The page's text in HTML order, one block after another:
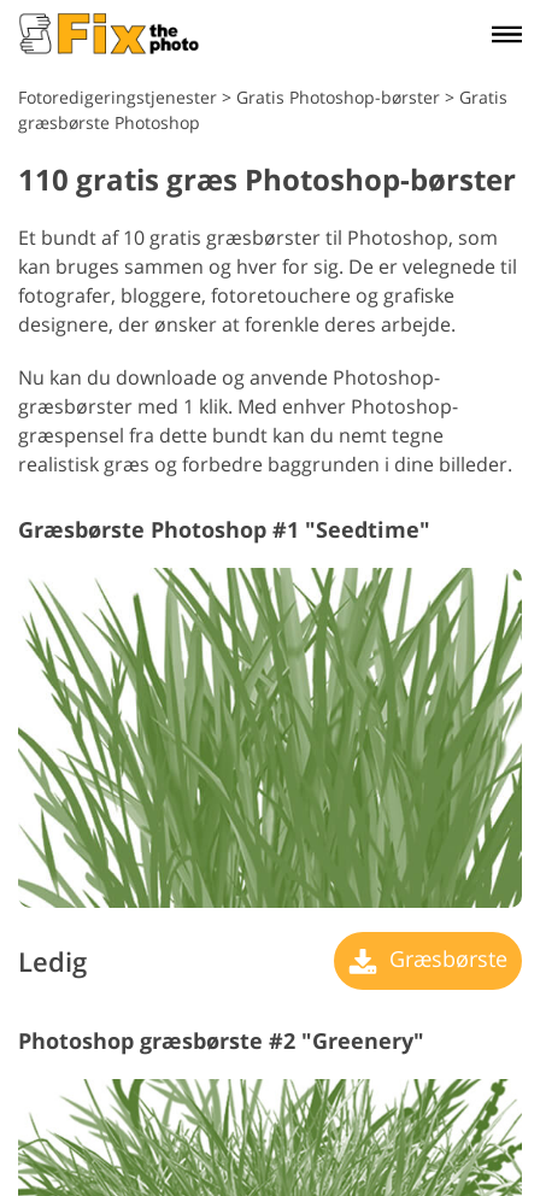
Fotoredigeringstjenester > Gratis Photoshop-børster > Gratis
græsbørste Photoshop
110 gratis græs Photoshop-børster
Et bundt af 10 gratis græsbørster til Photoshop, som
kan bruges sammen og hver for sig. De er velegnede til
fotografer, bloggere, fotoretouchere og grafiske
designere, der ønsker at forenkle deres arbejde.
Nu kan du downloade og anvende Photoshop-
græsbørster med 1 klik. Med enhver Photoshop-
græspensel fra dette bundt kan du nemt tegne
realistisk græs og forbedre baggrunden i dine billeder.
Græsbørste Photoshop #1 "Seedtime"
Ledig Græsbørste
Photoshop græsbørste #2 "Greenery"